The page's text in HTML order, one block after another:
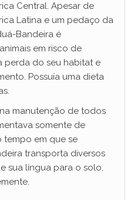
Central. Apesar de
Latina e um pedaço da
Bandeira é
em risco de
perda do seu habitat e
Possuía uma dieta
manutenção de todos
somente de
tempo em que se
transporta diversos
sua língua para o solo,